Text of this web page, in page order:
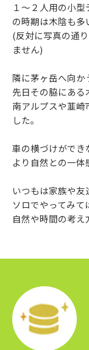
１～２人用の小
の時期は木陰も多
(反対に写真の通
ません)
隣に茅ヶ岳へ向か
先日その脇にある
南アルプスや韮崎
した。
車の横づけができ
より自然との一体
いつもは家族や友
ソロでやってみて
自然や時間の考え